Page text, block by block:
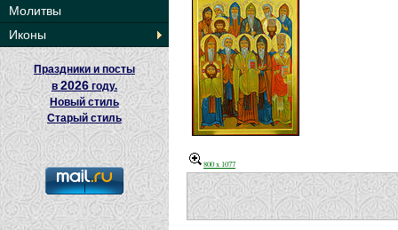
Молитвы
Иконы
Праздники и посты
в2026 году.
Новый стиль
Старый стиль
800 x 1077